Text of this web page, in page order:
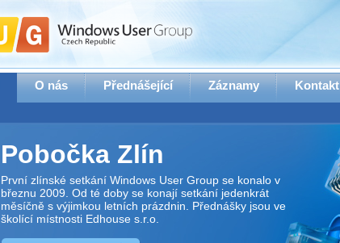
O nás Přednášející Záznamy Kontakt
Pobočka Zlín
První zlínské setkání Windows User Group se konalo v
březnu 2009. Od té doby se konají setkání jedenkrát
měsíčně s výjimkou letních prázdnin. Přednášky jsou ve
školící místnosti Edhouse s.r.o.